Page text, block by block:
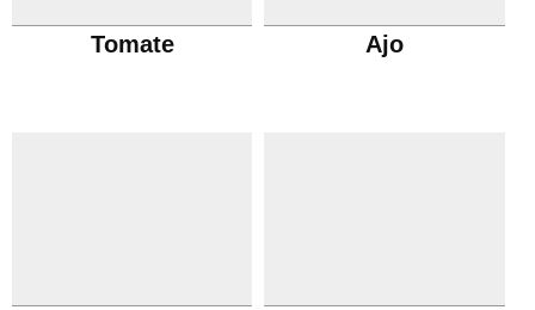
Tomate Ajo